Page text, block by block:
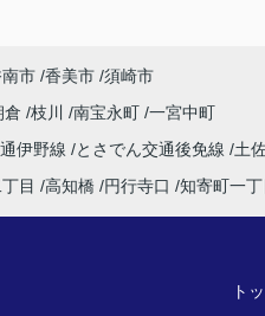
市 香美市 須崎市
倉 枝川 南宝永町 一宮中町
伊野線 とさでん交通後免線
土
目 高知橋 円行寺口 知寄町一丁
ト